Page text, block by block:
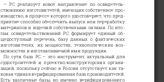
—  РС  реализует  новое  направление  по  освидетель
ствованию изготовителей, имеющих собственное про
изводство, в процессе которого удостоверяет, что пред
приятие способно обеспечить выпуск или переработку
материалов и изделий собственными силами. По ито
гам  освидетельствований  РС  формирует  единый  об
щедоступный  перечень,  базу  данных  о  фактических
изготовителях,  их  мощностях,  технологических  воз
можностях и изготавливаемой ими продукции.
По  сути  база  РС  –  это  инструмент,  актуальный  для
судостроителей  и  проектно-конструкторских  органи-
заций, поскольку сейчас в России отсутствует как та-
ковая единая верифицированная база производителей.
Есть  различные  базы,  но  именно  верифицированного